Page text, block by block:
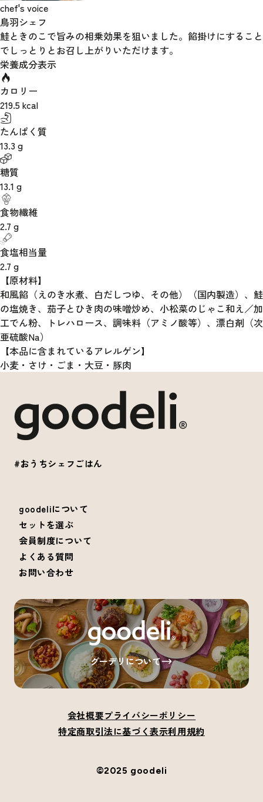
chef's voice
鳥羽シェフ
鮭ときのこで旨みの相乗効果を狙いました。餡掛けにすること
でしっとりとお召し上がりいただけます。
栄養成分表示
カロリー
219.5 kcal
たんぱく質
13.3 g
糖質
13.1 g
食物繊維
2.7 g
食塩相当量
2.7 g
【原材料】
和風餡（えのき水煮、白だしつゆ、その他）（国内製造）、鮭
の塩焼き、茄子とひき肉の味噌炒め、小松菜のじゃこ和え／加
工でん粉、トレハロース、調味料（アミノ酸等）、漂白剤（次
亜硫酸Na）
【本品に含まれているアレルゲン】
小麦・さけ・ごま・大豆・豚肉
#おうちシェフごはん
goodeliについて
セットを選ぶ
会員制度について
よくある質問
お問い合わせ
グーデリについて
会社概要プライバシーポリシー
特定商取引法に基づく表示利用規約
©2025 goodeli